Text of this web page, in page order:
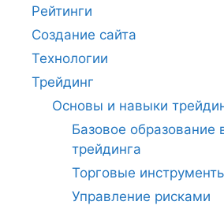
Рейтинги
Создание сайта
Технологии
Трейдинг
Основы и навыки
Базовое образование
трейдинга
Торговые
Управление рисками